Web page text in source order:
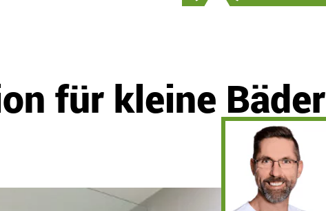
für kleine Bäder